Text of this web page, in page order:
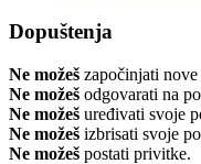
Dopuštenja
Ne možeš započinjati nove
Ne možeš odgovarati na
Ne možeš uređivati svoje
Ne možeš izbrisati svoje
Ne možeš postati privitke.